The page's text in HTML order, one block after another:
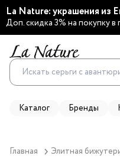
La Nature: украшения из
Доп. скидка 3% на покупку
Каталог Бренды
Главная Элитная